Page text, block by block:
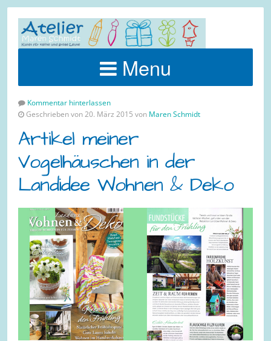
Menu
Kommentar hinterlassen
Geschrieben von 20. März 2015 von Maren Schmidt
Artikel meiner
Vogelhäuschen in der
Landidee Wohnen & Deko